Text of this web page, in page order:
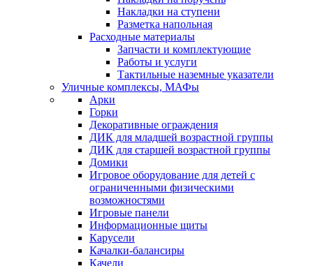
Накладки на ступени
Разметка напольная
Расходные материалы
Запчасти и комплектующие
Работы и услуги
Тактильные наземные указатели
Уличные комплексы, МАФы
Арки
Горки
Декоративные ограждения
ДИК для младшей возрастной группы
ДИК для старшей возрастной группы
Домики
Игровое оборудование для детей с
ограниченными физическими
возможностями
Игровые панели
Информационные щиты
Карусели
Качалки-балансиры
Качели